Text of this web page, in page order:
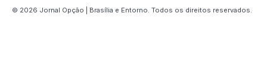
© 2026 Jornal Opção | Brasília e Entorno. Todos os direitos reservados.